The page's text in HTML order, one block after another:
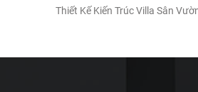
Thiết Kế Kiến Trúc Villa Sân